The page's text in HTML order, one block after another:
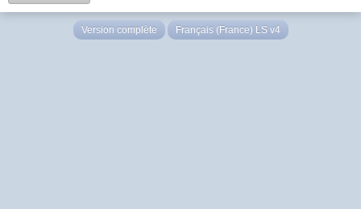
Version complète Français (France) LS v4